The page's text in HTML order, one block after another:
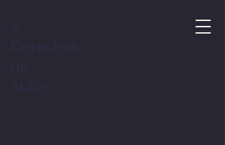
©
Derechos
de
autor